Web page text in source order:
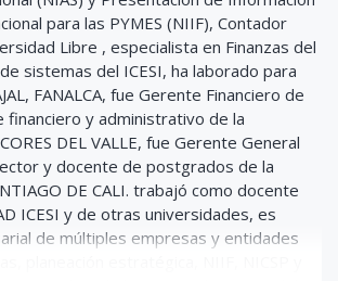
DE
Wed, 13-
2019
0 88
$20
DE INTERES
Wed, 13-
0 39
$20
para las PYMES (NIIF), Contador
Libre , especialista en Finanzas del
sistemas del ICESI, ha laborado para
FANALCA, fue Gerente Financiero de
financiero y administrativo de la
DEL VALLE, fue Gerente General
y docente de postgrados de la
DE CALI. trabajó como docente
ICESI y de otras universidades, es
de múltiples empresas y entidades
planeación estratégica, NIIF, NICSP y